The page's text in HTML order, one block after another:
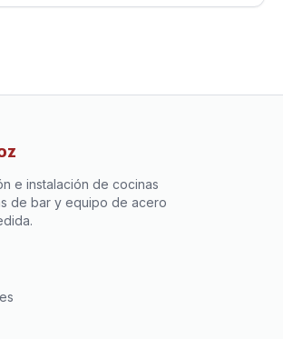
e instalación de cocinas
de bar y equipo de acero